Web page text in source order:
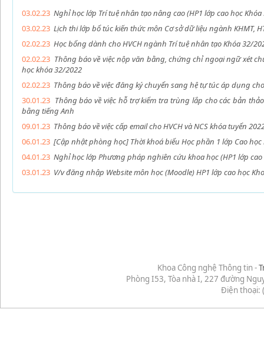
03.02.23 Nghỉ học lớp Trí tuệ nhân tạo nâng cao (HP1 lớp cao học
03.02.23 Lịch thi lớp bổ túc kiến thức môn Cơ sở dữ liệu ngành KHMT,
02.02.23 Học bổng dành cho HVCH ngành Trí tuệ nhân tạo Khóa 32/
02.02.23 Thông báo về việc nộp văn bằng, chứng chỉ ngoại ngữ xét
học khóa 32/2022
02.02.23 Thông báo về việc đăng ký chuyển sang hệ tự túc áp dụng
30.01.23 Thông báo về việc hỗ trợ kiểm tra trùng lắp cho các bản
bằng tiếng Anh
09.01.23 Thông báo về việc cấp email cho HVCH và NCS khóa tuyển
06.01.23 [Cập nhật phòng học] Thời khoá biểu Học phần 1 lớp Cao
04.01.23 Nghỉ học lớp Phương pháp nghiên cứu khoa học (HP1 lớp
03.01.23 V/v đăng nhập Website môn học (Moodle) HP1 lớp cao học
Khoa Công nghệ Thông tin -
Phòng I53, Tòa nhà I, 227 đường
Điện thoại: